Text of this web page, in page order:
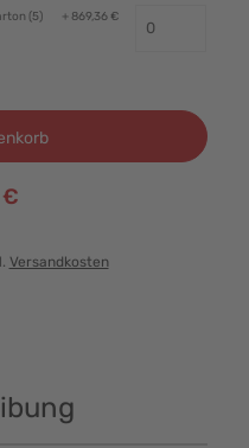
(5) + 869,36 €
Versandkosten